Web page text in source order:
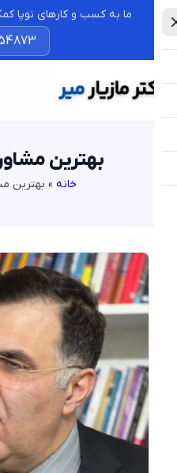
ما به کسب و کارهای نوپا کمک
بهترین
»بهترین